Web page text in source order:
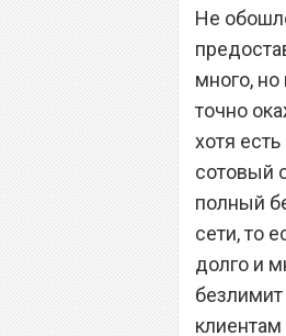
Не
много,
точно
хотя
сотовый
полный
сети, то
долго и